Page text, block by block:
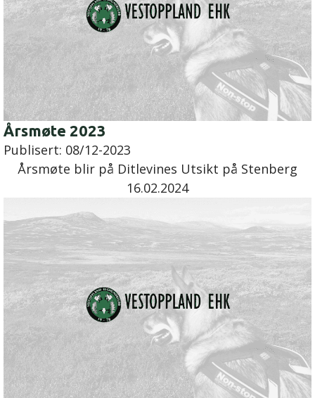
Årsmøte 2023
Publisert: 08/12-2023
Årsmøte blir på Ditlevines Utsikt på Stenberg
16.02.2024